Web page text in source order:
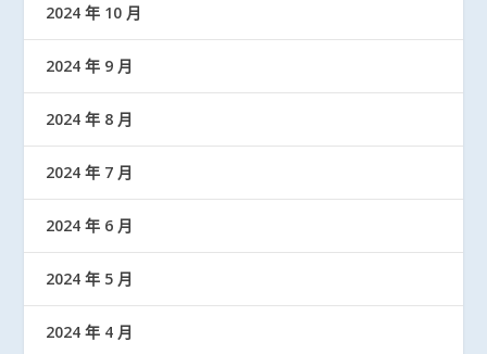
2024 年 10 月
2024 年 9 月
2024 年 8 月
2024 年 7 月
2024 年 6 月
2024 年 5 月
2024 年 4 月